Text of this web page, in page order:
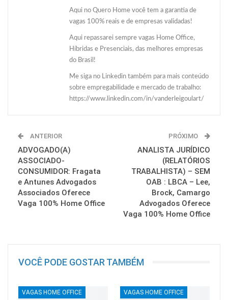
Aqui no Quero Home você tem a garantia de
vagas 100% reais e de empresas validadas!
Aqui repassarei sempre vagas Home Office,
Híbridas e Presenciais, das melhores empresas
do Brasil!
Me siga no Linkedin também para mais conteúdo
sobre empregabilidade e mercado de trabalho:
https://www.linkedin.com/in/vanderleigoulart/
ANTERIOR
ADVOGADO(A)
ASSOCIADO-
CONSUMIDOR: Fragata
e Antunes Advogados
Associados Oferece
Vaga 100% Home Office
PRÓXIMO
ANALISTA JURÍDICO
(RELATÓRIOS
TRABALHISTA) – SEM
OAB : LBCA – Lee,
Brock, Camargo
Advogados Oferece
Vaga 100% Home Office
VOCÊ PODE GOSTAR TAMBÉM
VAGAS HOME OFFICE VAGAS HOME OFFICE